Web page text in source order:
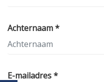
Achternaam *
E-mailadres *